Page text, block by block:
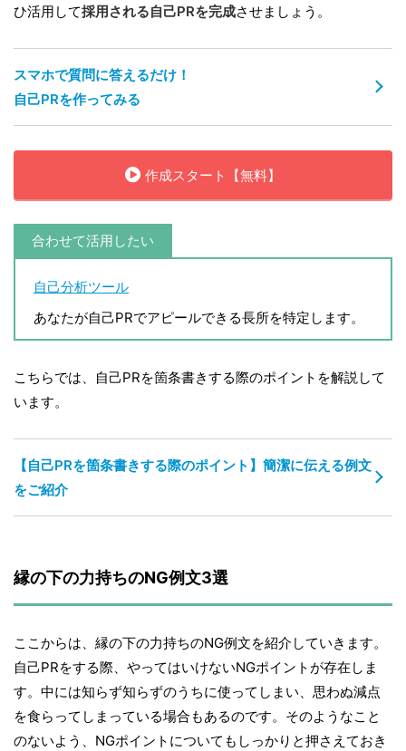
ひ活用して採用される自己PRを完成させましょう。
スマホで質問に答えるだけ！
自己PRを作ってみる
作成スタート【無料】
合わせて活用したい
自己分析ツール
あなたが自己PRでアピールできる長所を特定します。
こちらでは、自己PRを箇条書きする際のポイントを解説して
います。
【自己PRを箇条書きする際のポイント】簡潔に伝える例文
をご紹介
縁の下の力持ちのNG例文3選
ここからは、縁の下の力持ちのNG例文を紹介していきます。
自己PRをする際、やってはいけないNGポイントが存在しま
す。中には知らず知らずのうちに使ってしまい、思わぬ減点
を食らってしまっている場合もあるのです。そのようなこと
のないよう、NGポイントについてもしっかりと押さえておき